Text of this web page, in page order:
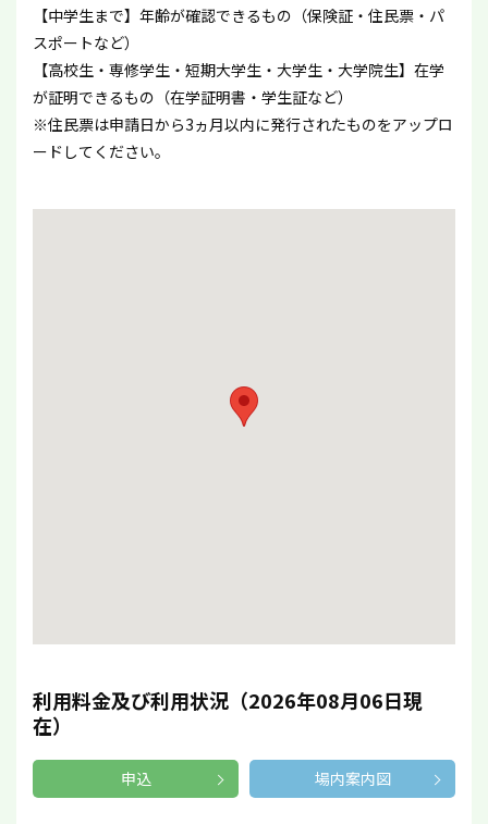
【中学生まで】年齢が確認できるもの（保険証・住民票・パ
スポートなど）
【高校生・専修学生・短期大学生・大学生・大学院生】在学
が証明できるもの（在学証明書・学生証など）
※住民票は申請日から3ヵ月以内に発行されたものをアップロ
ードしてください。
利用料金及び利用状況（2026年08月06日現
在）
申込 場内案内図